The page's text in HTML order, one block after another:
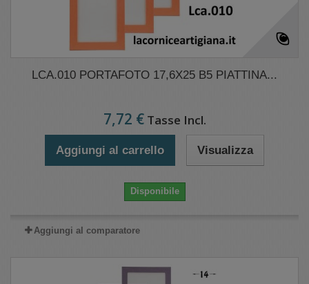
LCA.010 PORTAFOTO 17,6X25 B5 PIATTINA...
7,72 € Tasse Incl.
Aggiungi al carrello Visualizza
Disponibile
Aggiungi al comparatore